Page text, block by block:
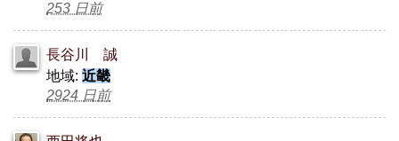
253 日前
長谷川 誠
地域: 近畿
2924 日前